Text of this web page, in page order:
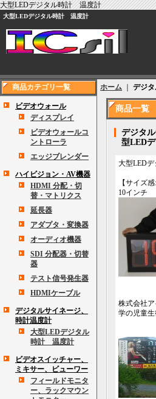
大型LEDデジタル時計 温度計
大型LEDデジタル時計 温度計
商品カテゴリ一覧
ビデオウォール
ディスプレイ
ビデオウォールコ
ントローラ
エッジブレンダー
ハイビジョン・AV機器
HDMI 分配・切
替・マトリクス
延長器
アダプタ・変換器
オーディオ機器
SDI 分配器・切替
器
テスト信号発生器
HDMIケーブル
デジタルサイネージ、
時計温度計
大型LEDデジタル
時計 温度計
ビデオスイッチャー、
ミキサー、ビューワー
フィールドモニタ
ー、ラックマウン
ホーム デジ
商品一覧
デジタ
型LED
大型LED
【サイズ
10
株式会社
学の児童